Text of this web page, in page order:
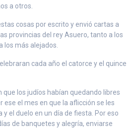
a otros.
cosas por escrito y envió cartas a
provincias del rey Asuero, tanto a los
los más alejados.
cada año el catorce y el quince
que los judíos habían quedando libres
ese el mes en que la aflicción se les
el duelo en un día de fiesta. Por eso
de banquetes y alegría, enviarse